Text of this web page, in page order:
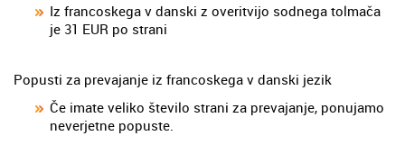
Iz francoskega v danski z overitvijo sodnega tolmača
je 31 EUR po strani
Popusti za prevajanje iz francoskega v danski jezik
Če imate veliko število strani za prevajanje, ponujamo
neverjetne popuste.